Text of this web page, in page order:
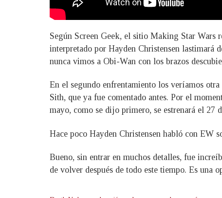
Según Screen Geek, el sitio Making Star Wars
interpretado por Hayden Christensen lastimará
nunca vimos a Obi-Wan con los brazos
En el segundo enfrentamiento los veríamos
Sith, que ya fue comentado antes. Por el
mayo, como se dijo primero, se estrenará el 27
Hace poco Hayden Christensen habló con EW
Bueno, sin entrar en muchos detalles, fue
de volver después de todo este tiempo. Es una